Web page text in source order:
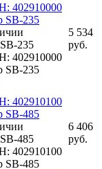
402910000
SB-235
235
402910000
SB-235
5 534
руб.
402910100
SB-485
485
402910100
SB-485
6 406
руб.